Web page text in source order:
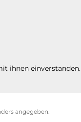
ihnen einverstanden.
angegeben.